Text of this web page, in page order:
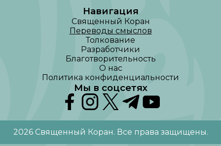
Навигация
Священный Коран
Переводы смыслов
Толкование
Разработчики
Благотворительность
О нас
Политика конфиденциальности
Мы в соцсетях
2026 Священный Коран. Все права защищены.